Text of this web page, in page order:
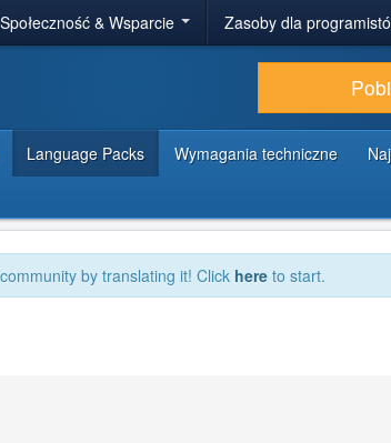
Społeczność & Wsparcie Zasoby dla
Language Packs Wymagania techniczne
by translating it! Click here to start.